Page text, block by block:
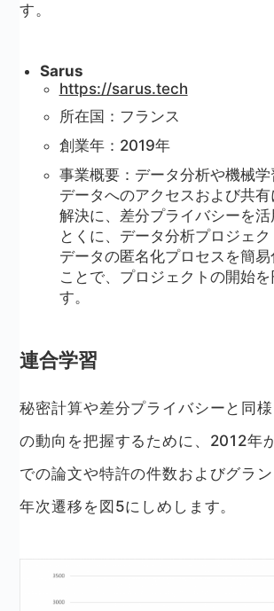
す。
Sarus
https://sarus.tech
所在国：フランス
創業年：2019年
事業概要：データ分析や機械学
データへのアクセスおよび共
解決に、差分プライバシーを活
とくに、データ分析プロジェ
データの匿名化プロセスを簡
ことで、プロジェクトの開始を
す。
連合学習
秘密計算や差分プライバシーと同
の動向を把握するために、2012年
での論文や特許の件数およびグラ
年次遷移を図5にしめします。